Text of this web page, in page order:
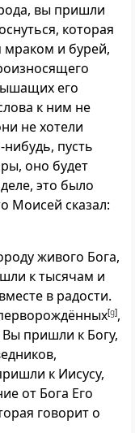
вы пришли
которая
и бурей,
его
к ним не
не хотели
пусть
оно будет
это было
Моисей сказал:
живого Бога,
к тысячам и
в радости.
[g],
пришли к Богу,
к Иисусу,
от Бога Его
говорит о